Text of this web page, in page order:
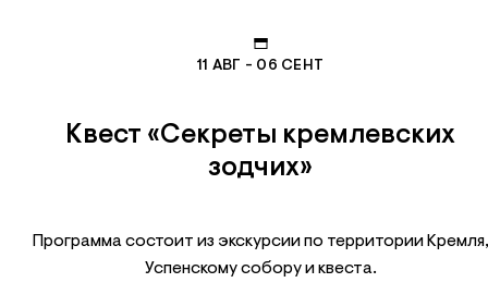
11 АВГ - 06 СЕНТ
Квест «Секреты кремлевских
зодчих»
Программа состоит из экскурсии по территории Кремля,
Успенскому собору и квеста.